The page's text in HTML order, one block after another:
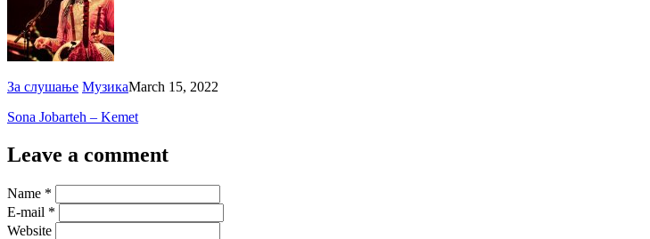
За слушање МузикаMarch 15, 2022
Sona Jobarteh – Kemet
Leave a comment
Name *
E-mail *
Website